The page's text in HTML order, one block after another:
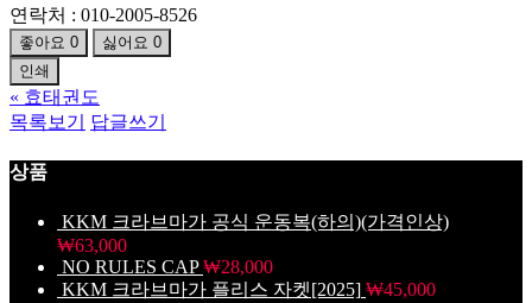
연락처 : 010-2005-8526
좋아요 0 싫어요 0
인쇄
« 효태권도
목록보기
답글쓰기
상품
KKM 크라브마가 공식 운동복(하의)(가격인상)
₩63,000
NO RULES CAP ₩28,000
KKM 크라브마가 플리스 자켓[2025] ₩45,000